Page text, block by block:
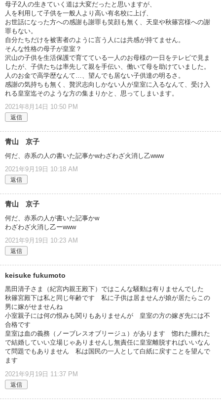
母子2人の生きていく道は大変だったと思いますが、
人を利用して子供を一般人より高い有名校に上げ、
お世話になった方への感謝も謝罪も笑顔も無く、天皇や秋篠宮様への謝
罪もない。
自分たちだけを被害者のように言う人には共感が持てません。
そんな性格の母子が皇室？
沢山の子供を生活保護で育てている一人のお母様の一日をテレビで見ま
したが、子供たちは率先して親を手伝い、働いて母を助けていました。
人のお金で高学歴なんて…、望んでも居ない子供達の明るさ。
感謝の気持ちも無く、贅沢志向しかない人が皇室に入るなんて、受け入
れる皇室迄そのような方の集まりかと、思ってしまいます。
2021年8月14日 10:50 PM
返信
青山 京子
何だ、赤系の人の書いた記事かwわざわざ火消し乙www
2021年9月19日 10:18 AM
返信
青山 京子
何だ、赤系の人が書いた記事かw
わざわざ火消し乙ーwww
2021年9月19日 10:23 AM
返信
keisuke fukumoto
黒田清子さま（紀宮内親王殿下）ではこんな騒動は有りませんでした
秋篠宮殿下は私と同じ年齢です 私に子供は居ませんが娘が居たらこの
男に嫁がせませんね
小室親子には何の恨みも関りもありませんが 皇室の方の嫁ぎ先には不
合格です
皇室は血の義務（ノーブレスオブリージュ）があります 惚れた腫れた
で結婚していい立場じゃありませんし無責任に皇室離脱すればいいなん
て問題でもありません 私は国民の一人として白紙に戻すことを望んで
ます
2021年9月19日 11:37 PM
返信